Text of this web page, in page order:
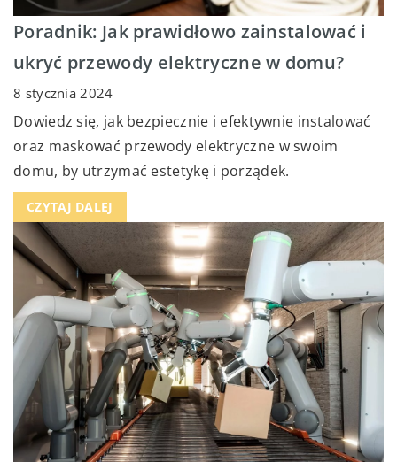
Poradnik: Jak prawidłowo zainstalować i
ukryć przewody elektryczne w domu?
8 stycznia 2024
Dowiedz się, jak bezpiecznie i efektywnie instalować
oraz maskować przewody elektryczne w swoim
domu, by utrzymać estetykę i porządek.
CZYTAJ DALEJ